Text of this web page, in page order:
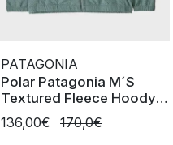
PATAGONIA
Polar Patagonia M´S
Textured Fleece Hoody
Blue Sg
136,00€ 170,0€